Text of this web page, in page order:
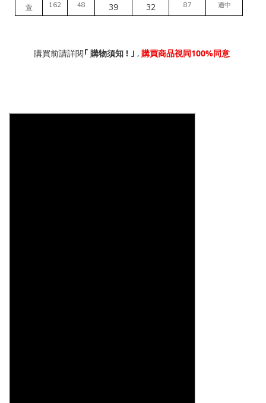
萱 162 48 39 32 87 適中
購買前請詳閱 ｢ 購物須知 ! ｣ , 購買商品視同 100% 同意